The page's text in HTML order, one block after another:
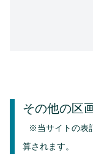
その他の区
※当サイトの表
算されます。